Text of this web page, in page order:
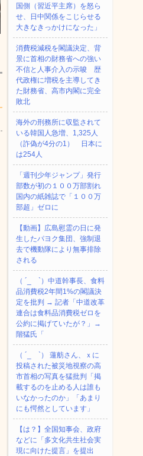
国側（習近平主席）を怒ら
せ、日中関係をこじらせる
大きなきっかけになった」
消費税減税を閣議決定、背
景に首相の財務省への強い
不信と人事介入の示唆 歴
代政権に増税を主導してき
た財務省、高市内閣に完全
敗北
海外の刑務所に収監されて
いる韓国人急増、1,325人
（詐偽が4分の1） 日本に
は254人
「週刊少年ジャンプ」発行
部数が初の１００万部割れ
国内の紙雑誌で「１００万
部超」ゼロに
【動画】広島慰霊の日に発
生したパヨク集団、強制退
去で機動隊により無事排除
される
（ ´_ゝ`）中道幹事長、食料
品消費税2年間1%の閣議決
定を批判 → 記者「中道改革
連合は食料品消費税ゼロを
公約に掲げていたが？」→
階猛氏「
（ ´_ゝ`） 蓮舫さん、ｘに
投稿された被災地視察の高
市首相の写真を猛批判「掲
載するのを止める人は誰も
いなかったのか」「あまり
にも愕然としています」
【は？】全国知事会、政府
などに「多文化共生社会実
現に向けた提言」を提出